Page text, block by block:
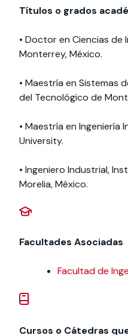
Títulos o grados
• Doctor en Ciencias de
Monterrey, México.
• Maestría en Sistemas
del Tecnológico de
• Maestría en Ingeniería
University.
• Ingeniero Industrial,
Morelia, México.
Facultades Asociadas
Facultad de
Cursos o Cátedras